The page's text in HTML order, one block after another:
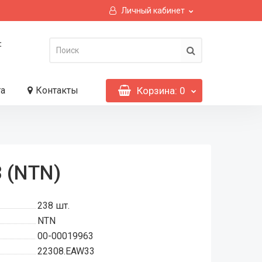
Личный кабинет
Контакты Корзина: 0
(NTN)
238 шт.
NTN
00-00019963
22308.EAW33